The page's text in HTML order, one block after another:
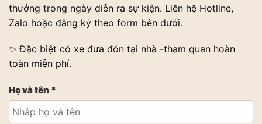
thưởng trong ngày diễn ra sự kiện. Liên hệ Hotline,
Zalo hoặc đăng ký theo form bên dưới.
✨ Đặc biệt có xe đưa đón tại nhà -tham quan hoàn
toàn miễn phí.
Họ và tên *